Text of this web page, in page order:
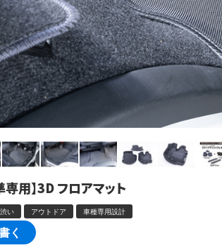
用】3D フロアマット
渋い アウトドア 車種専用設計
く